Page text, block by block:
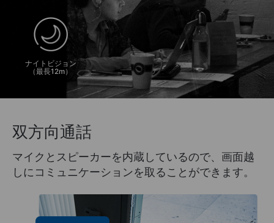
ナイトビジョン
（最長12m）
双方向通話
マイクとスピーカーを内蔵しているので、画面越
しにコミュニケーションを取ることができます。